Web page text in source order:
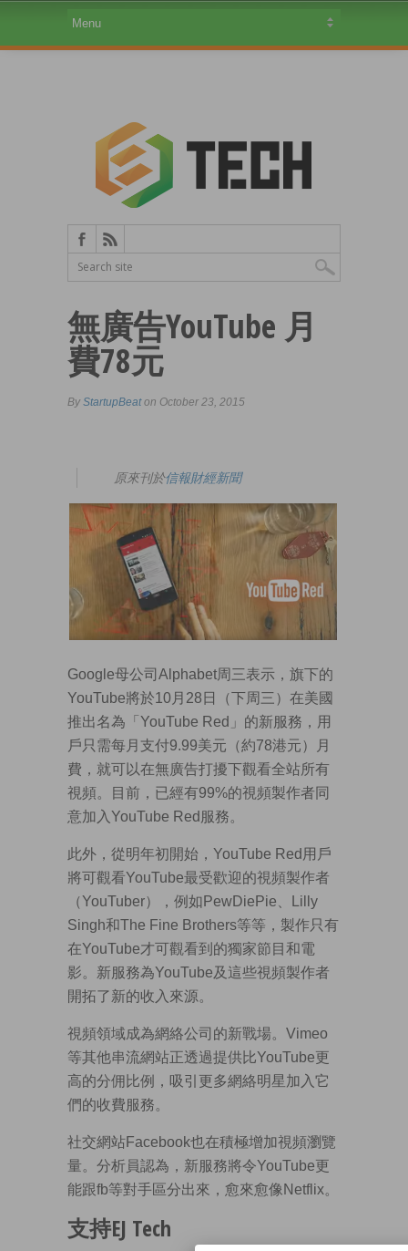
無廣告YouTube 月
費78元
By StartupBeaton October 23, 2015
原來刊於信報財經新聞
Google母公司Alphabet周三表示，旗下的
YouTube將於10月28日（下周三）在美國
推出名為「YouTube Red」的新服務，用
戶只需每月支付9.99美元（約78港元）月
費，就可以在無廣告打擾下觀看全站所有
視頻。目前，已經有99%的視頻製作者同
意加入YouTube Red服務。
此外，從明年初開始，YouTube Red用戶
將可觀看YouTube最受歡迎的視頻製作者
（YouTuber），例如PewDiePie、Lilly
Singh和The Fine Brothers等等，製作只有
在YouTube才可觀看到的獨家節目和電
影。新服務為YouTube及這些視頻製作者
開拓了新的收入來源。
視頻領域成為網絡公司的新戰場。Vimeo
等其他串流網站正透過提供比YouTube更
高的分佣比例，吸引更多網絡明星加入它
們的收費服務。
社交網站Facebook也在積極增加視頻瀏覽
量。分析員認為，新服務將令YouTube更
能跟fb等對手區分出來，愈來愈像Netflix。
支持EJ Tech